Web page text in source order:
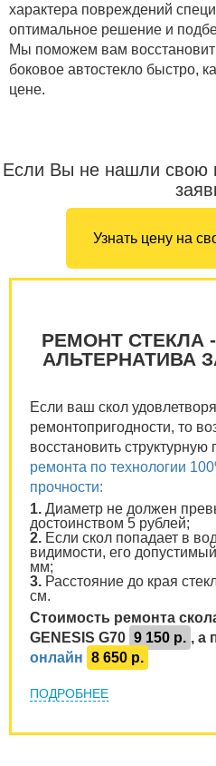
характера повреждений
оптимальное решение и
Мы поможем вам
боковое автостекло быстро,
цене.
Если Вы не нашли свою
Узнать цену на
РЕМОНТ СТЕКЛА
АЛЬТЕРНАТИВА
Если ваш скол
ремонтопригодности, то
восстановить структурную
ремонта по технологии
прочности:
1. Диаметр не должен
достоинством 5 рублей;
2. Если скол попадает в
видимости, его
мм;
3. Расстояние до края
см.
Стоимость ремонта
GENESIS G70 9 150 р. , а
онлайн 8 650 р.
ПОДРОБНЕЕ